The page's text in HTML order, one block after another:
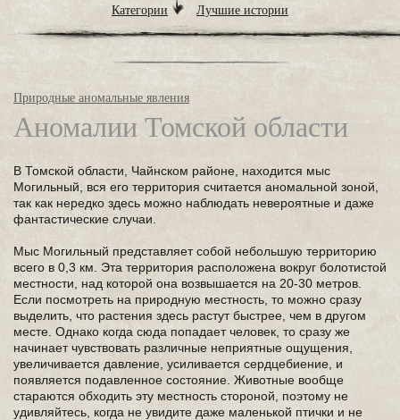
Категории Лучшие истории
Природные аномальные явления
Аномалии Томской области
В Томской области, Чайнском районе, находится мыс
Могильный, вся его территория считается аномальной зоной,
так как нередко здесь можно наблюдать невероятные и даже
фантастические случаи.
Мыс Могильный представляет собой небольшую территорию
всего в 0,3 км. Эта территория расположена вокруг болотистой
местности, над которой она возвышается на 20-30 метров.
Если посмотреть на природную местность, то можно сразу
выделить, что растения здесь растут быстрее, чем в другом
месте. Однако когда сюда попадает человек, то сразу же
начинает чувствовать различные неприятные ощущения,
увеличивается давление, усиливается сердцебиение, и
появляется подавленное состояние. Животные вообще
стараются обходить эту местность стороной, поэтому не
удивляйтесь, когда не увидите даже маленькой птички и не